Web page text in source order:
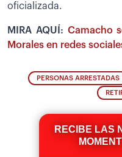
oficializada.
MIRA AQUÍ: Camacho
Morales en redes
PERSONAS ARRESTADAS
RECIBE LAS